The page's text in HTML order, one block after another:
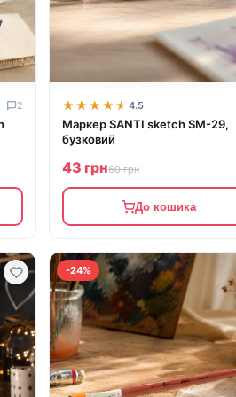
2 ★★★★★
★★★★★ 4.5
Маркер SANTI sketch SM-29,
бузковий
43 грн60 грн
До кошика
-24%